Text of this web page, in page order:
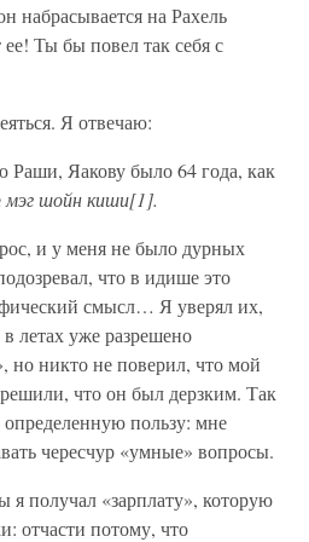
набрасывается на Рахель
Ты бы повел так себя с
Я отвечаю:
Раши, Яакову было 64 года, как
мэг шойн киши[1].
и у меня не было дурных
что в идише это
смысл… Я уверял их,
летах уже разрешено
но никто не поверил, что мой
что он был дерзким. Так
пользу: мне
чересчур «умные» вопросы.
я получал «зарплату», которую
отчасти потому, что